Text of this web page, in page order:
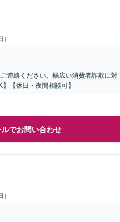
連絡ください。幅広い消費者詐欺に対
【休日・夜間相談可】
ルでお問い合わせ